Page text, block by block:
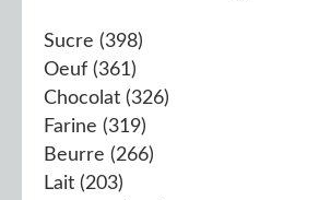
Sucre (398)
Oeuf (361)
Chocolat (326)
Farine (319)
Beurre (266)
Lait (203)